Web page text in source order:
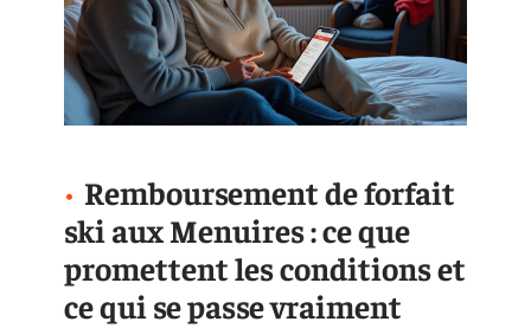
Remboursement de forfait
ski aux Menuires : ce que
promettent les conditions et
ce qui se passe vraiment